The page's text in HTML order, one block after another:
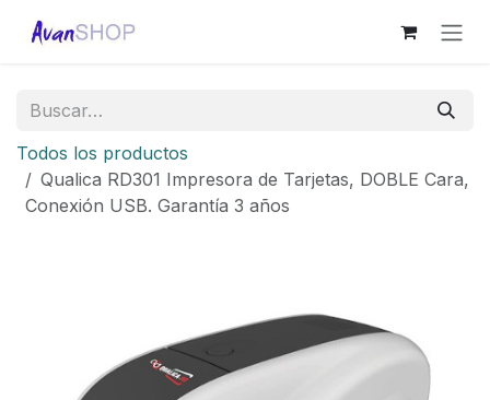
Todos los productos
Qualica RD301 Impresora de Tarjetas, DOBLE Cara,
Conexión USB. Garantía 3 años